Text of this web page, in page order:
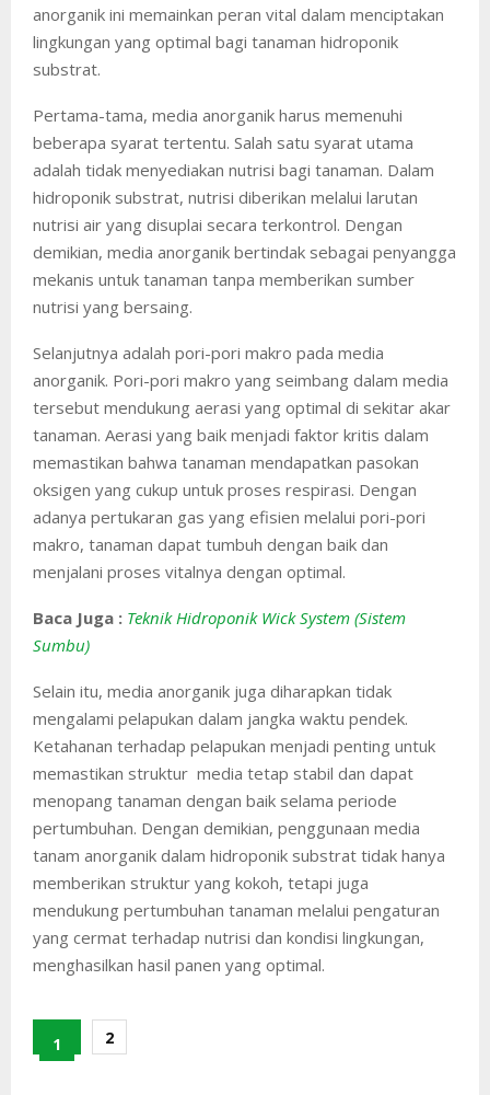
anorganik ini memainkan peran vital dalam menciptakan
lingkungan yang optimal bagi tanaman hidroponik
substrat.
Pertama-tama, media anorganik harus memenuhi
beberapa syarat tertentu. Salah satu syarat utama
adalah tidak menyediakan nutrisi bagi tanaman. Dalam
hidroponik substrat, nutrisi diberikan melalui larutan
nutrisi air yang disuplai secara terkontrol. Dengan
demikian, media anorganik bertindak sebagai penyangga
mekanis untuk tanaman tanpa memberikan sumber
nutrisi yang bersaing.
Selanjutnya adalah pori-pori makro pada media
anorganik. Pori-pori makro yang seimbang dalam media
tersebut mendukung aerasi yang optimal di sekitar akar
tanaman. Aerasi yang baik menjadi faktor kritis dalam
memastikan bahwa tanaman mendapatkan pasokan
oksigen yang cukup untuk proses respirasi. Dengan
adanya pertukaran gas yang efisien melalui pori-pori
makro, tanaman dapat tumbuh dengan baik dan
menjalani proses vitalnya dengan optimal.
Baca Juga : Teknik Hidroponik Wick System (Sistem
Sumbu)
Selain itu, media anorganik juga diharapkan tidak
mengalami pelapukan dalam jangka waktu pendek.
Ketahanan terhadap pelapukan menjadi penting untuk
memastikan struktur media tetap stabil dan dapat
menopang tanaman dengan baik selama periode
pertumbuhan. Dengan demikian, penggunaan media
tanam anorganik dalam hidroponik substrat tidak hanya
memberikan struktur yang kokoh, tetapi juga
mendukung pertumbuhan tanaman melalui pengaturan
yang cermat terhadap nutrisi dan kondisi lingkungan,
menghasilkan hasil panen yang optimal.
1 2